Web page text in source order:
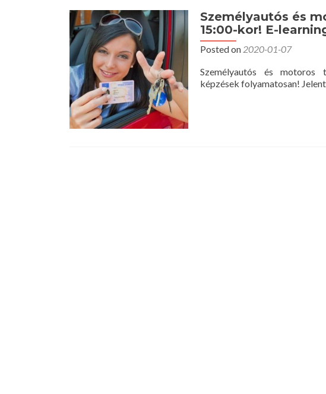
Személyautós és
15:00-kor! E-
Posted on 2020-01-07
Személyautós és motoros
képzések folyamatosan!